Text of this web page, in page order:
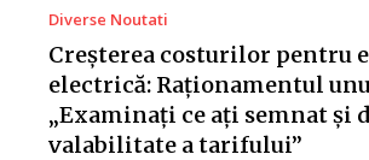
Diverse Noutati
Creșterea costurilor pentru
electrică: Raționamentul
„Examinați ce ați semnat și
valabilitate a tarifului”